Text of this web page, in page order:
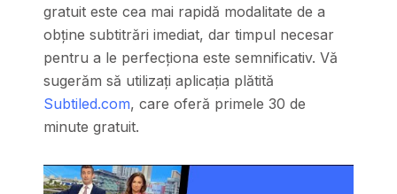
gratuit este cea mai rapidă modalitate de a
obține subtitrări imediat, dar timpul necesar
pentru a le perfecționa este semnificativ. Vă
sugerăm să utilizați aplicația plătită
Subtiled.com, care oferă primele 30 de
minute gratuit.